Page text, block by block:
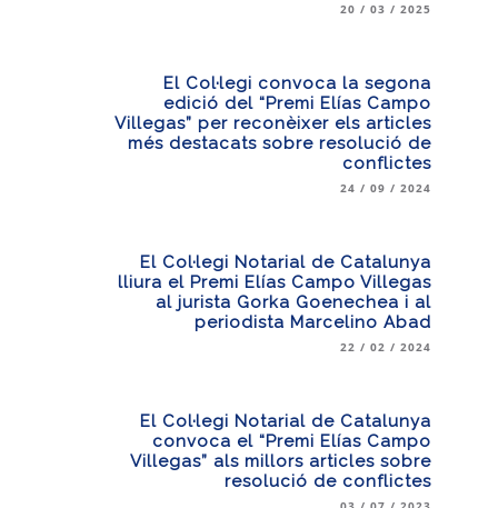
20 / 03 / 2025
El Col·legi convoca la segona
edició del “Premi Elías Campo
Villegas” per reconèixer els articles
més destacats sobre resolució de
conflictes
24 / 09 / 2024
El Col·legi Notarial de Catalunya
lliura el Premi Elías Campo Villegas
al jurista Gorka Goenechea i al
periodista Marcelino Abad
22 / 02 / 2024
El Col·legi Notarial de Catalunya
convoca el “Premi Elías Campo
Villegas” als millors articles sobre
resolució de conflictes